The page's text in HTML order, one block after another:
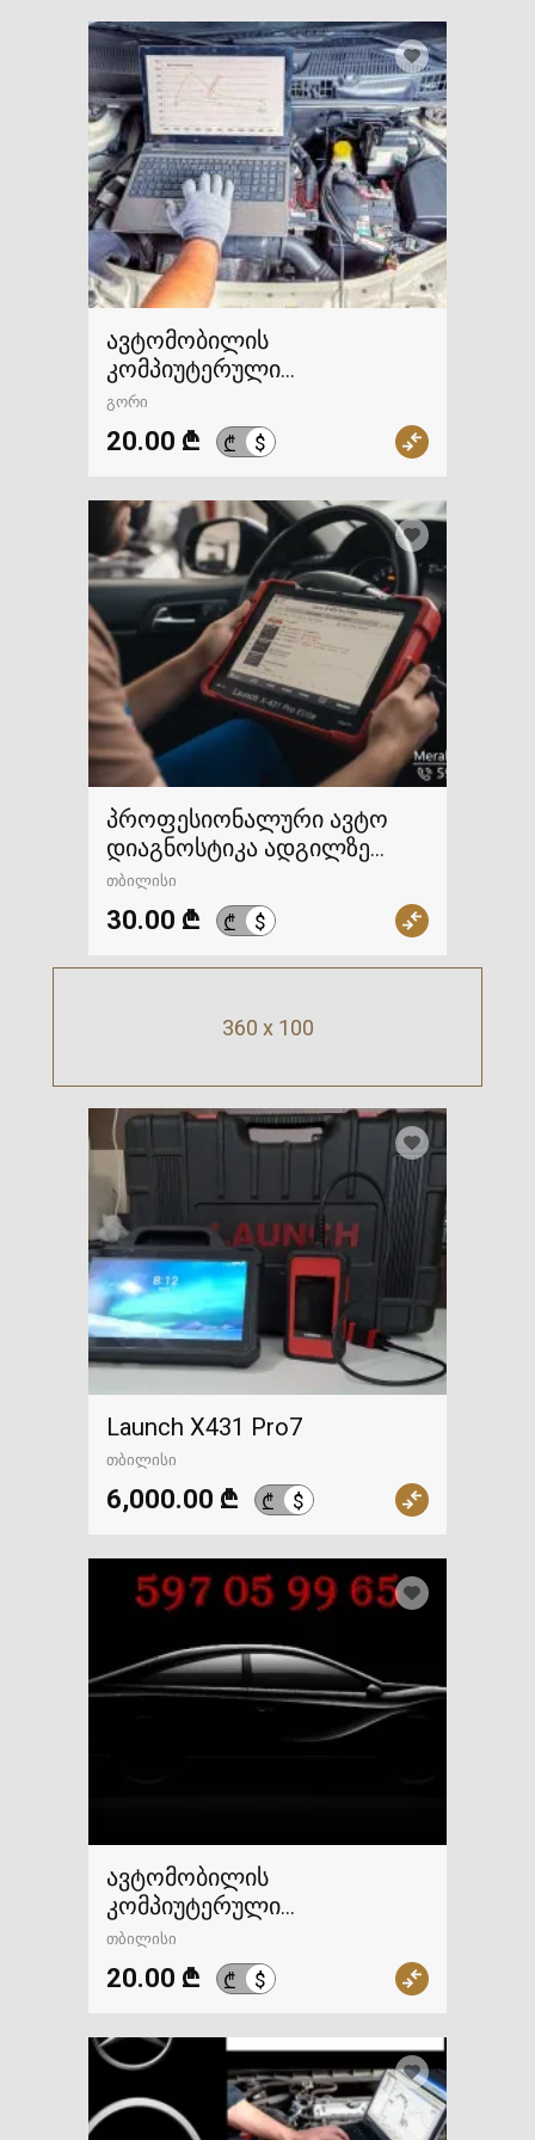
ავტომობილის
კომპიუტერული
დიაგნოსტიკა
გორი
20.00 ₾ ₾ $
პროფესიონალური ავტო
დიაგნოსტიკა ადგილზე
გამოძახებით
თბილისი
30.00 ₾ ₾ $
360 x 100
Launch X431 Pro7
თბილისი
6,000.00 ₾ ₾ $
ავტომობილის
კომპიუტერული
დიაგნოსტიკა/
ელექტროობა გამოძახებით
თბილისი
20.00 ₾ ₾ $